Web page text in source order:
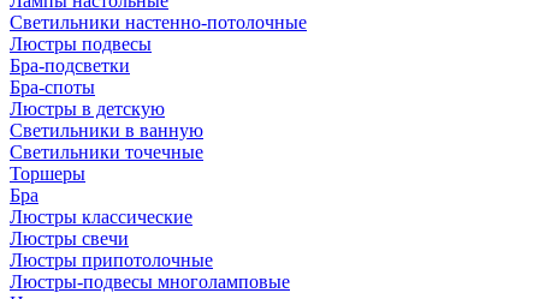
Светильники настенно-потолочные
Люстры подвесы
Бра-подсветки
Бра-споты
Люстры в детскую
Светильники в ванную
Светильники точечные
Торшеры
Бра
Люстры классические
Люстры свечи
Люстры припотолочные
Люстры-подвесы многоламповые